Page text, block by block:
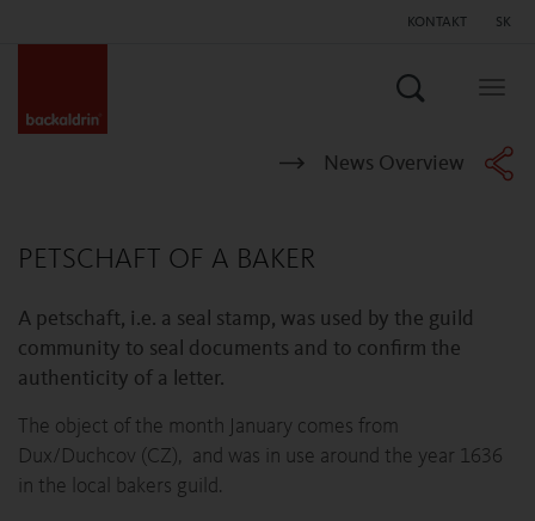
KONTAKT SK
Hľadať
News Overview
PETSCHAFT OF A BAKER
A petschaft, i.e. a seal stamp, was used by the guild
community to seal documents and to confirm the
authenticity of a letter.
The object of the month January comes from
Dux/Duchcov (CZ), and was in use around the year 1636
in the local bakers guild.